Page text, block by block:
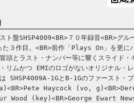
ト盤SHSP4009<BR>７０年録音<BR>
た３作目。<BR>前作「Plays On」を更に
頭とラスト・ナンバー等に響くスライド
リムかつ EMIのロゴがないオリジナル・
は SHSP4009A-1GとB-1Gのファース
Haycock (vo,
Wood (key)<BR>George Ewart